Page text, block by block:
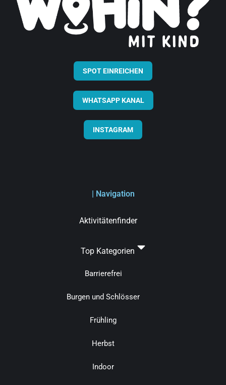
SPOT EINREICHEN
WHATSAPP KANAL
INSTAGRAM
| Navigation
Aktivitätenfinder
Top Kategorien
Barrierefrei
Burgen und Schlösser
Frühling
Herbst
Indoor